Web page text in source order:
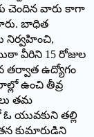
చెందిన వారు కాగా
బాధిత
నిర్వహించి,
వీరిని 15 రోజుల
తర్వాత ఉద్యోగం
ఉంచి తీవ్ర
తమ
యువకుని తల్లి
తన కుమారుడిని